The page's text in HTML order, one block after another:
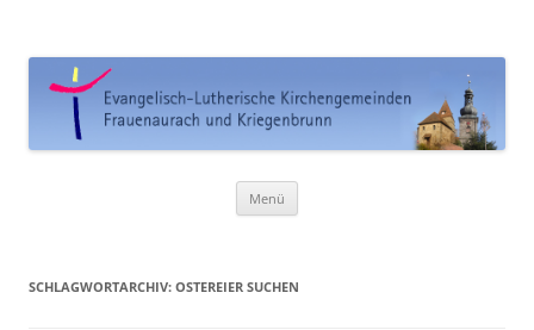
Frauenaurach-Kriegenbrunn
Menü
SCHLAGWORTARCHIV: OSTEREIER SUCHEN